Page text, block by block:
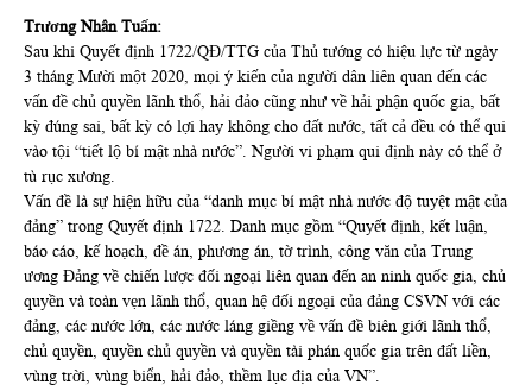
Trương Nhân Tuấn:
Sau khi Quyết định 1722/QĐ/TTG của Thủ tướng có hiệu lực từ ngày
3 tháng Mười một 2020, mọi ý kiến của người dân liên quan đến các
vấn đề chủ quyền lãnh thổ, hải đảo cũng như về hải phận quốc gia, bất
kỳ đúng sai, bất kỳ có lợi hay không cho đất nước, tất cả đều có thể qui
vào tội “tiết lộ bí mật nhà nước”. Người vi phạm qui định này có thể ở
tù rục xương.
Vấn đề là sự hiện hữu của “danh mục bí mật nhà nước độ tuyệt mật của
đảng” trong Quyết định 1722. Danh mục gồm “Quyết định, kết luận,
báo cáo, kế hoạch, đề án, phương án, tờ trình, công văn của Trung
ương Đảng về chiến lược đối ngoại liên quan đến an ninh quốc gia, chủ
quyền và toàn vẹn lãnh thổ, quan hệ đối ngoại của đảng CSVN với các
đảng, các nước lớn, các nước láng giềng về vấn đề biên giới lãnh thổ,
chủ quyền, quyền chủ quyền và quyền tài phán quốc gia trên đất liền,
vùng trời, vùng biển, hải đảo, thềm lục địa của VN”.